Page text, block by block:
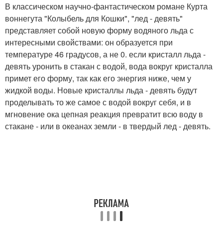
В классическом научно-фантастическом романе Курта
воннегута "Колыбель для Кошки", "лед - девять"
представляет собой новую форму водяного льда с
интересными свойствами: он образуется при
температуре 46 градусов, а не 0. если кристалл льда -
девять уронить в стакан с водой, вода вокруг кристалла
примет его форму, так как его энергия ниже, чем у
жидкой воды. Новые кристаллы льда - девять будут
проделывать то же самое с водой вокруг себя, и в
мгновение ока цепная реакция превратит всю воду в
стакане - или в океанах земли - в твердый лед - девять.